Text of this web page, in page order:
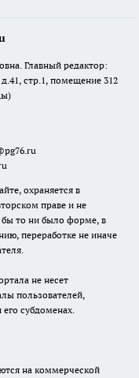
Главный редактор:
стр.1, помещение 312
охраняется в
праве и не
бы то ни было форме, в
переработке не иначе
не несет
пользователей,
субдоменах.
на коммерческой